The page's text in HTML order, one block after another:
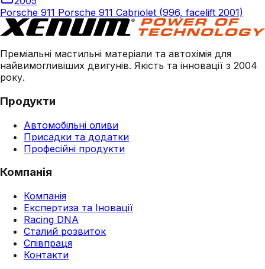
Porsche 911 Porsche 911 Cabriolet (996, facelift 2001)
Преміальні мастильні матеріали та автохімія для
найвимогливіших двигунів. Якість та інновації з 2004
року.
Продукти
Автомобільні оливи
Присадки та додатки
Професійні продукти
Компанія
Компанія
Експертиза та Іновації
Racing DNA
Сталий розвиток
Співпраця
Контакти